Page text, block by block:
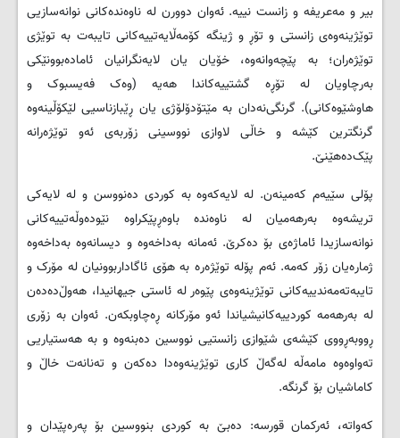
بیر و مەعریفە و زانست نییە. ئەوان دوورن لە ناوەندەکانی نوانەسازیی
توێژینەوەی زانستی و تۆڕ و ژینگە کۆمەڵایەتییەکانی تایبەت بە توێژی
توێژەران؛ بە پێچەوانەوە، خۆیان یان لایەنگرانیان ئامادەبوونێکی
بەرچاویان لە تۆڕە گشتییەکاندا هەیە (وەک فەیسبوک و
هاوشێوەکانی). گرنگی‌نەدان بە مێتۆدۆلۆژی یان ڕێبازناسیی لێکۆڵینەوە
گرنگترین کێشە و خاڵی لاوازی نووسینی زۆربەی ئەو توێژەرانە
پێک‌دەهێنێ.
پۆلی سێیەم کەمینەن. لە لایەکەوە بە کوردی دەنووسن و لە لایەکی
تریشەوە بەرهەمیان لە ناوەندە باوەڕپێکراوە نێودەوڵەتییەکانی
نوانەسازیدا ئاماژەی بۆ دەکرێ. ئەمانە بەداخەوه و دیسانەوە بەداخەوە
ژمارەیان زۆر کەمە. ئەم پۆلە توێژەرە بە هۆی ئاگاداربوونیان لە مۆرک و
تایبەتەمەندییەکانی توێژینەوەی پێوەر لە ئاستی جیهانیدا، هەوڵ‌دەدەن
لە بەرهەمە کوردییەکانیشیاندا ئەو مۆرکانە ڕەچاوبکەن. ئەوان بە زۆری
ڕووبەڕووی کێشەی شێوازی زانستیی نووسین دەبنەوە و بە هەستیاریی
تەواوەوە مامەڵە لەگەڵ کاری توێژینەوەدا دەکەن و تەنانەت خاڵ و
کاماشیان بۆ گرنگە.
کەواتە، ئەرکمان قورسە: دەبێ بە کوردی بنووسین بۆ پەرەپێدان و